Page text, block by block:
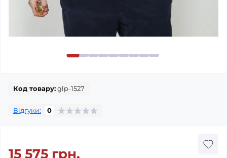
Код товару:glp-1527
Відгуки: 0
15 575 грн.